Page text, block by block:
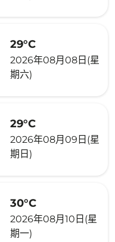
29°C
2026年08月08日(星
期六)
29°C
2026年08月09日(星
期日)
30°C
2026年08月10日(星
期一)